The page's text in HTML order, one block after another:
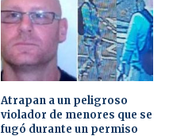
Atrapan a un peligroso
violador de menores que se
fugó durante un permiso